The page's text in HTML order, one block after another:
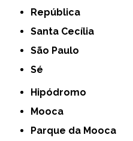
República
Santa Cecília
São Paulo
Sé
Hipódromo
Mooca
Parque da Mooca